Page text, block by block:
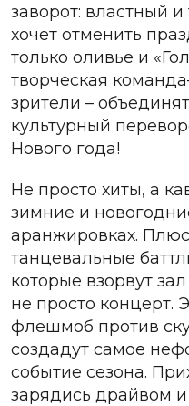
заворот: властный
хочет отменить
только оливье и
творческая
зрители –
культурный
Нового года!
Не просто хиты, а
зимние и
аранжировках.
танцевальные
которые взорвут
не просто концерт.
флешмоб против
создадут самое
событие сезона.
зарядись драйвом и